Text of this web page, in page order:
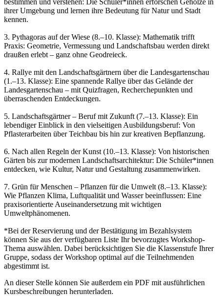
ihrer Umgebung und lernen ihre Bedeutung für Natur und Stadt
kennen.
3. Pythagoras auf der Wiese (8.–10. Klasse): Mathematik trifft
Praxis: Geometrie, Vermessung und Landschaftsbau werden direkt
draußen erlebt – ganz ohne Geodreieck.
4. Rallye mit den Landschaftsgärtnern über die Landesgartenschau
(1.–13. Klasse): Eine spannende Rallye über das Gelände der
Landesgartenschau – mit Quizfragen, Recherchepunkten und
überraschenden Entdeckungen.
5. Landschaftsgärtner – Beruf mit Zukunft (7.–13. Klasse): Ein
lebendiger Einblick in den vielseitigen Ausbildungsberuf: Von
Pflasterarbeiten über Teichbau bis hin zur kreativen Bepflanzung.
6. Nach allen Regeln der Kunst (10.–13. Klasse): Von historischen
Gärten bis zur modernen Landschaftsarchitektur: Die Schüler*innen
entdecken, wie Kultur, Natur und Gestaltung zusammenwirken.
7. Grün für Menschen – Pflanzen für die Umwelt (8.–13. Klasse):
Wie Pflanzen Klima, Luftqualität und Wasser beeinflussen: Eine
praxisorientierte Auseinandersetzung mit wichtigen
Umweltphänomenen.
*Bei der Reservierung und der Bestätigung im Bezahlsystem
können Sie aus der verfügbaren Liste Ihr bevorzugtes Workshop-
Thema auswählen. Dabei berücksichtigen Sie die Klassenstufe Ihrer
Gruppe, sodass der Workshop optimal auf die Teilnehmenden
abgestimmt ist.
An dieser Stelle können Sie außerdem ein PDF mit ausführlichen
Kursbeschreibungen herunterladen.